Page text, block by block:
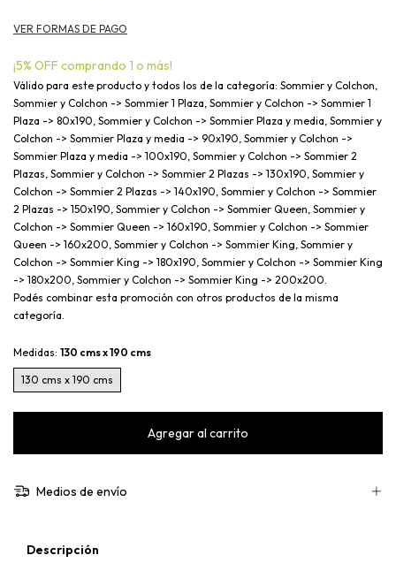
¡5% OFF comprando 1 o más!
Válido para este producto y todos los de la categoría: Sommier y Colchon,
Sommier y Colchon -> Sommier 1 Plaza, Sommier y Colchon -> Sommier 1
Plaza -> 80x190, Sommier y Colchon -> Sommier Plaza y media, Sommier y
Colchon -> Sommier Plaza y media -> 90x190, Sommier y Colchon ->
Sommier Plaza y media -> 100x190, Sommier y Colchon -> Sommier 2
Plazas, Sommier y Colchon -> Sommier 2 Plazas -> 130x190, Sommier y
Colchon -> Sommier 2 Plazas -> 140x190, Sommier y Colchon -> Sommier
2 Plazas -> 150x190, Sommier y Colchon -> Sommier Queen, Sommier y
Colchon -> Sommier Queen -> 160x190, Sommier y Colchon -> Sommier
Queen -> 160x200, Sommier y Colchon -> Sommier King, Sommier y
Colchon -> Sommier King -> 180x190, Sommier y Colchon -> Sommier King
-> 180x200, Sommier y Colchon -> Sommier King -> 200x200.
Podés combinar esta promoción con otros productos de la misma
categoría.
Medidas: 130 cms x 190 cms
130 cms x 190 cms
Medios de envío
Descripción